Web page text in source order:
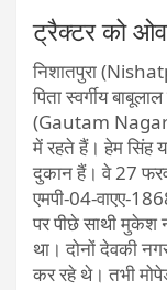
ट्रैक्टर को
निशातपुरा
पिता स्वर्गीय
(Gautam Nagar)
में रहते हैं। हेम सिंह
दुकान हैं। वे 27
एमपी-04-वाएए-
पर पीछे साथी
था। दोनों देवकी
कर रहे थे। तभी